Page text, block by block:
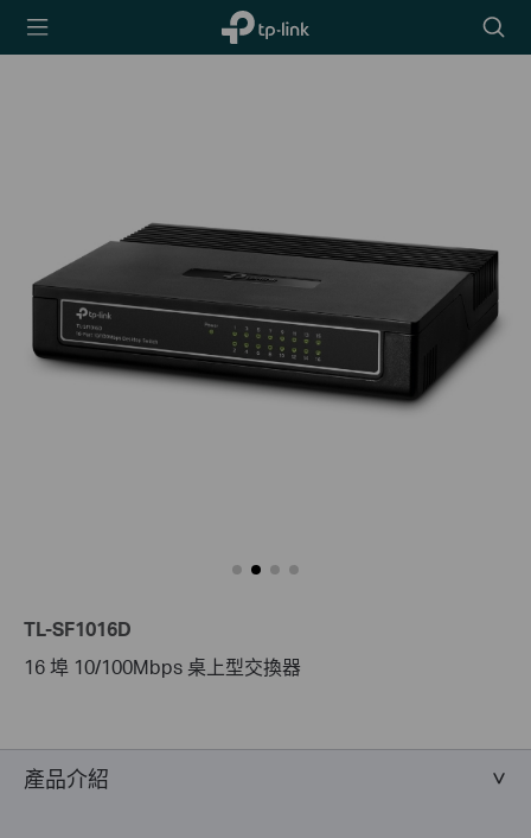
TP-Link,
Reliably
icon
TL-SF1016D
16 埠 10/100Mbps 桌上型交換器
產品介紹